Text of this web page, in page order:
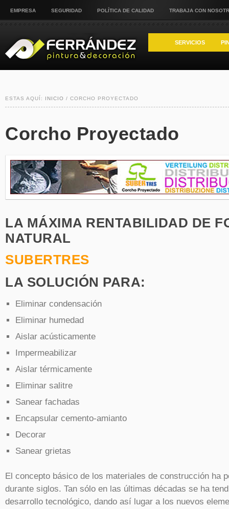
EMPRESA SEGURIDAD POLÍTICA DE CALIDAD TRABAJA CON
SERVICIOS
ESTAS AQUÍ: INICIO / CORCHO PROYECTADO
Corcho Proyectado
LA MÁXIMA RENTABILIDAD DE
NATURAL
SUBERTRES
LA SOLUCIÓN PARA:
Eliminar condensación
Eliminar humedad
Aislar acústicamente
Impermeabilizar
Aislar térmicamente
Eliminar salitre
Sanear fachadas
Encapsular cemento-amianto
Decorar
Sanear grietas
El concepto básico de los materiales de construcción ha
durante siglos. Tan sólo en las últimas décadas se ha
desarrollo tecnológico, dando así lugar a los nuevos